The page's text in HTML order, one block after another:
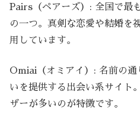
Pairs（ペアーズ）: 全国で最
の一つ。真剣な恋愛や結婚を
用しています。
Omiai（オミアイ）: 名前の
いを提供する出会い系サイト
ザーが多いのが特徴です。